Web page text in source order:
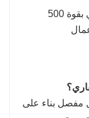
مولد ثقيل يعمل بمحرك يوتشاي بقوة 500
مفصل بناء على